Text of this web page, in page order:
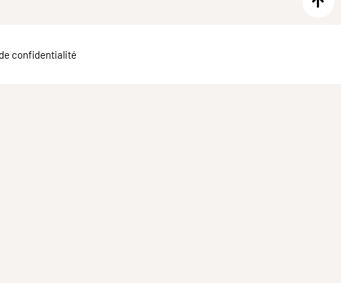
confidentialité